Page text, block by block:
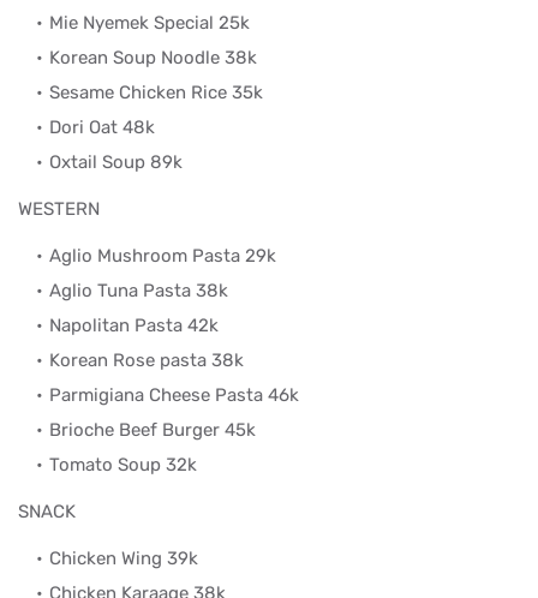
Mie Nyemek Special 25k
Korean Soup Noodle 38k
Sesame Chicken Rice 35k
Dori Oat 48k
Oxtail Soup 89k
WESTERN
Aglio Mushroom Pasta 29k
Aglio Tuna Pasta 38k
Napolitan Pasta 42k
Korean Rose pasta 38k
Parmigiana Cheese Pasta 46k
Brioche Beef Burger 45k
Tomato Soup 32k
SNACK
Chicken Wing 39k
Chicken Karaage 38k